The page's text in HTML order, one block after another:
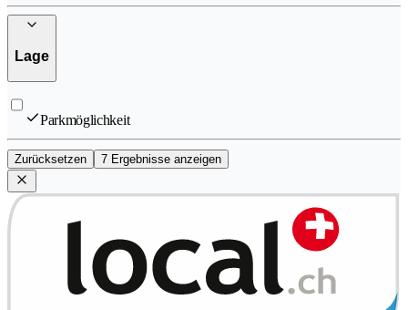
Lage
Parkmöglichkeit
Zurücksetzen 7 Ergebnisse anzeigen